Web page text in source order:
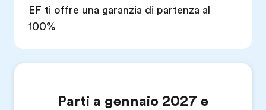
EF ti offre una garanzia di partenza al
100%
Parti a gennaio 2027 e